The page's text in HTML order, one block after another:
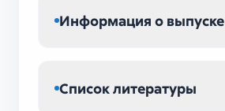
Информация о выпуске
Список литературы